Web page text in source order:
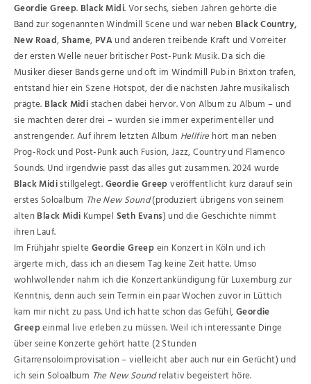
Geordie Greep. Black Midi. Vor sechs, sieben Jahren gehörte die
Band zur sogenannten Windmill Scene und war neben Black Country,
New Road,Shame, PVAund anderen treibende Kraft und Vorreiter
der ersten Welle neuer britischer Post-Punk Musik. Da sich die
Musiker dieser Bands gerne und oft im Windmill Pub in Brixton trafen,
entstand hier ein Szene Hotspot, der die nächsten Jahre musikalisch
prägte. Black Midistachen dabei hervor. Von Album zu Album – und
sie machten derer drei – wurden sie immer experimenteller und
anstrengender. Auf ihrem letzten Album Hellfirehört man neben
Prog-Rock und Post-Punk auch Fusion, Jazz, Country und Flamenco
Sounds. Und irgendwie passt das alles gut zusammen. 2024 wurde
Black Midistillgelegt.Geordie Greepveröffentlicht kurz darauf sein
erstes Soloalbum The New Sound(produziert übrigens von seinem
altenBlack Midi Kumpel Seth Evans) und die Geschichte nimmt
ihren Lauf.
Im Frühjahr spielteGeordie Greepein Konzert in Köln und ich
ärgerte mich, dass ich an diesem Tag keine Zeit hatte. Umso
wohlwollender nahm ich die Konzertankündigung für Luxemburg zur
Kenntnis, denn auch sein Termin ein paar Wochen zuvor in Lüttich
kam mir nicht zu pass. Und ich hatte schon das Gefühl,Geordie
Greepeinmal live erleben zu müssen. Weil ich interessante Dinge
über seine Konzerte gehört hatte (2 Stunden
Gitarrensoloimprovisation – vielleicht aber auch nur ein Gerücht) und
ich sein Soloalbum The New Soundrelativ begeistert höre.